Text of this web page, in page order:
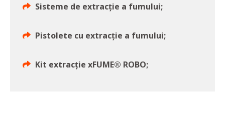
Sisteme de extracție a fumului;
Pistolete cu extracție a fumului;
Kit extracție xFUME® ROBO;